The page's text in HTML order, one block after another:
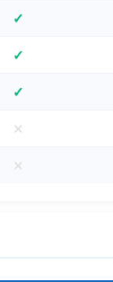
✓
✓
✓
✕
✕